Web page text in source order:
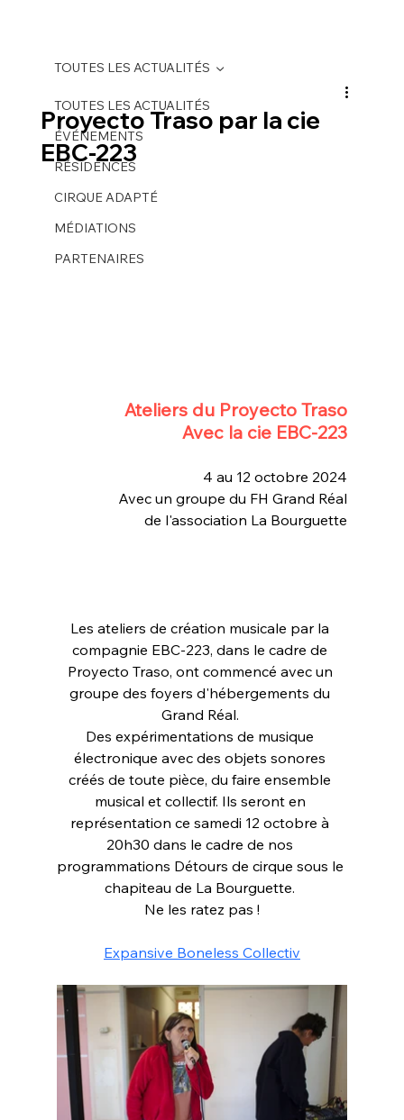
TOUTES LES ACTUALITÉS
ÉVÉNEMENTS
RÉSIDENCES
CIRQUE ADAPTÉ
MÉDIATIONS
PARTENAIRES
TOUTES LES ACTUALITÉS
Proyecto Traso par la cie
EBC-223
Ateliers du Proyecto Traso
Avec la cie EBC-223
4 au 12 octobre 2024
Avec un groupe du FH Grand Réal
de l'association La Bourguette
Les ateliers de création musicale par la
compagnie EBC-223, dans le cadre de
Proyecto Traso, ont commencé avec un
groupe des foyers d'hébergements du
Grand Réal.
Des expérimentations de musique
électronique avec des objets sonores
créés de toute pièce, du faire ensemble
musical et collectif. Ils seront en
représentation ce samedi 12 octobre à
20h30 dans le cadre de nos
programmations Détours de cirque sous le
chapiteau de La Bourguette.
Ne les ratez pas !
Expansive Boneless Collectiv